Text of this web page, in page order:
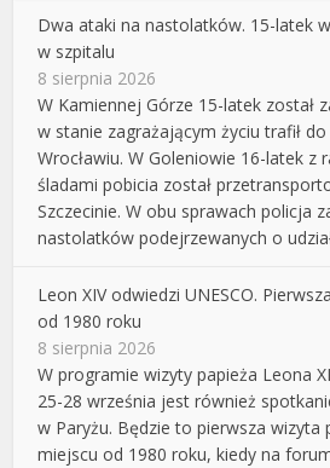
Dwa ataki na nastolatków. 15-latek
w szpitalu
8 sierpnia 2026
W Kamiennej Górze 15-latek został
w stanie zagrażającym życiu trafił
Wrocławiu. W Goleniowie 16-latek z
śladami pobicia został
Szczecinie. W obu sprawach policja
nastolatków podejrzewanych o
Leon XIV odwiedzi UNESCO.
od 1980 roku
8 sierpnia 2026
W programie wizyty papieża Leona
25-28 września jest również
w Paryżu. Będzie to pierwsza wizyta
miejscu od 1980 roku, kiedy na